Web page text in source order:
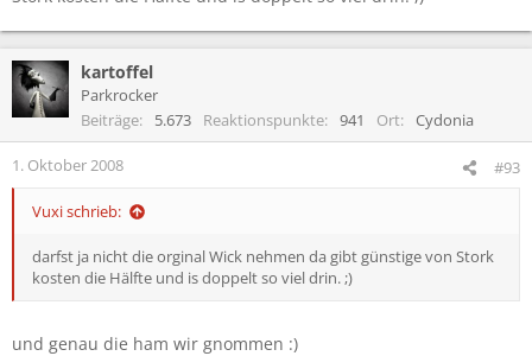
kartoffel
Parkrocker
Beiträge
5.673 Reaktionspunkte 941 Ort Cydonia
1. Oktober 2008 #93
Vuxi schrieb:
darfst ja nicht die orginal Wick nehmen da gibt günstige von Stork
kosten die Hälfte und is doppelt so viel drin. ;)
und genau die ham wir gnommen :)